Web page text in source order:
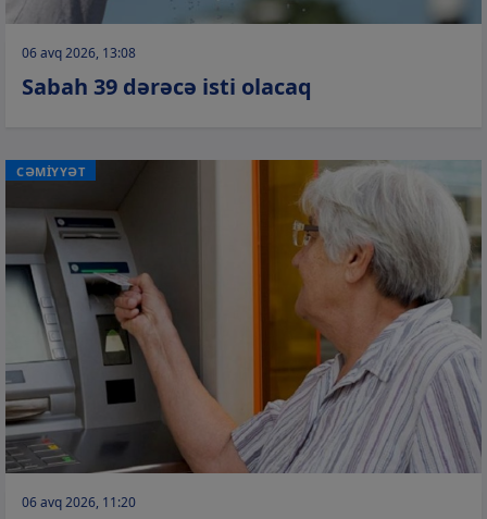
06 avq 2026, 13:08
Sabah 39 dərəcə isti olacaq
CƏMİYYƏT
06 avq 2026, 11:20